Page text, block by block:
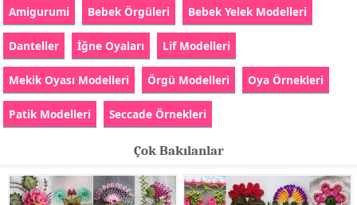
Amigurumi Bebek Örgüleri Bebek Yelek Modelleri
Danteller İğne Oyaları Lif Modelleri
Mekik Oyası Modelleri Örgü Modelleri Oya Örnekleri
Patik Modelleri Seccade Örnekleri
Çok Bakılanlar